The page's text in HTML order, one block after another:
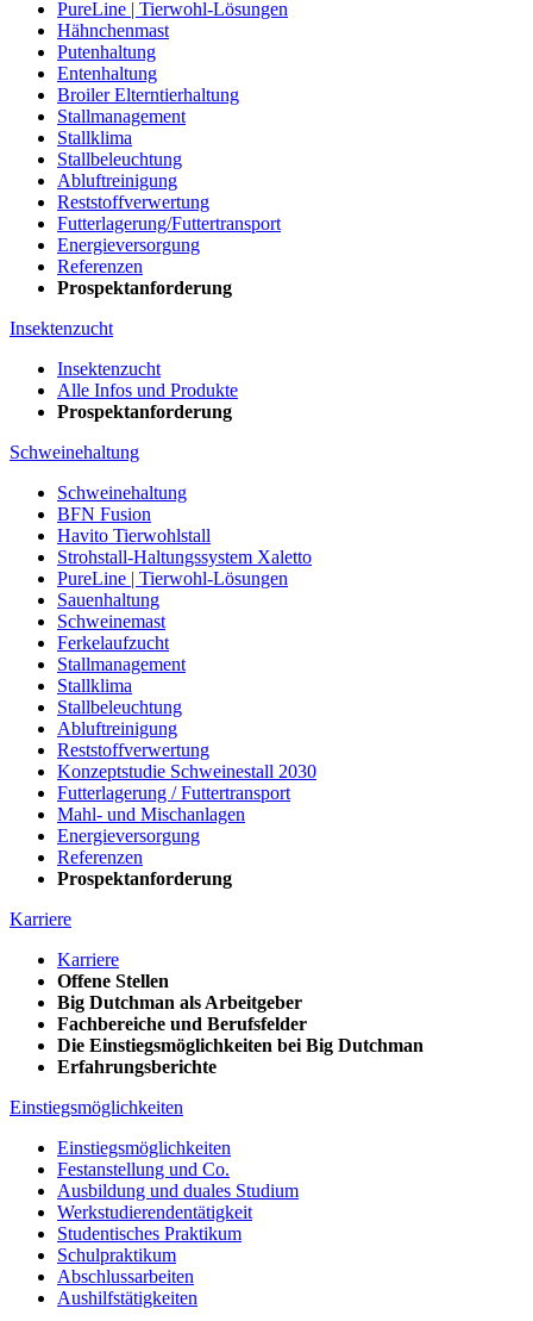
PureLine | Tierwohl-Lösungen
Hähnchenmast
Putenhaltung
Entenhaltung
Broiler Elterntierhaltung
Stallmanagement
Stallklima
Stallbeleuchtung
Abluftreinigung
Reststoffverwertung
Futterlagerung/Futtertransport
Energieversorgung
Referenzen
Prospektanforderung
Insektenzucht
Insektenzucht
Alle Infos und Produkte
Prospektanforderung
Schweinehaltung
Schweinehaltung
BFN Fusion
Havito Tierwohlstall
Strohstall-Haltungssystem Xaletto
PureLine | Tierwohl-Lösungen
Sauenhaltung
Schweinemast
Ferkelaufzucht
Stallmanagement
Stallklima
Stallbeleuchtung
Abluftreinigung
Reststoffverwertung
Konzeptstudie Schweinestall 2030
Futterlagerung / Futtertransport
Mahl- und Mischanlagen
Energieversorgung
Referenzen
Prospektanforderung
Karriere
Karriere
Offene Stellen
Big Dutchman als Arbeitgeber
Fachbereiche und Berufsfelder
Die Einstiegsmöglichkeiten bei Big Dutchman
Erfahrungsberichte
Einstiegsmöglichkeiten
Einstiegsmöglichkeiten
Festanstellung und Co.
Ausbildung und duales Studium
Werkstudierendentätigkeit
Studentisches Praktikum
Schulpraktikum
Abschlussarbeiten
Aushilfstätigkeiten